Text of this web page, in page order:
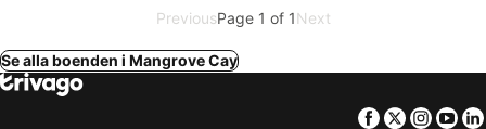
PreviousPage 1 of 1Next
Se alla boenden i Mangrove Cay
Facebook
Twitter